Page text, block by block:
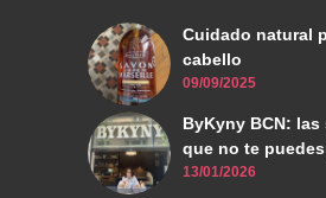
Cuidado natural
cabello
09/09/2025
ByKyny BCN:
que no te
13/01/2026